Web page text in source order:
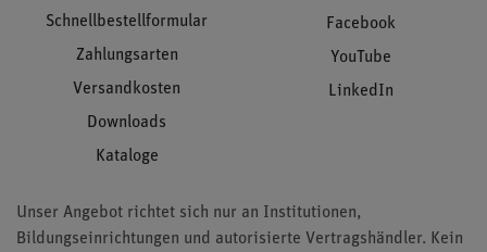
Schnellbestellformular
Zahlungsarten
Versandkosten
Downloads
Kataloge
Facebook
YouTube
LinkedIn
Unser Angebot richtet sich nur an Institutionen,
Bildungseinrichtungen und autorisierte Vertragshändler. Kein